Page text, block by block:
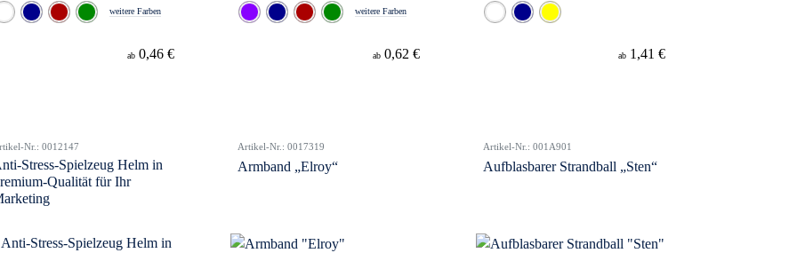
weitere Farben
ab 0,46 €
weitere Farben
ab 0,62 € ab 1,41 €
Nr.: 0012147
Stress-Spielzeug Helm in
Qualität für Ihr
Artikel-Nr.: 0017319
Armband „Elroy“
Artikel-Nr.: 001A901
Aufblasbarer Strandball „Sten“